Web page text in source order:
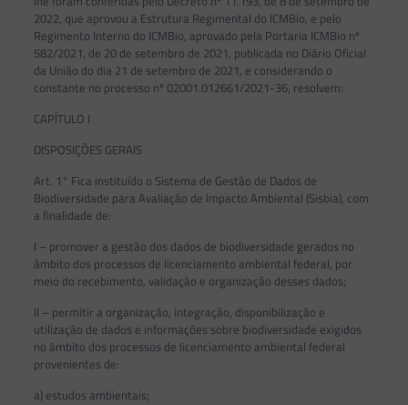
2022, que aprovou a Estrutura Regimental do ICMBio, e pelo
Regimento Interno do ICMBio, aprovado pela Portaria ICMBio nº
582/2021, de 20 de setembro de 2021, publicada no Diário Oficial
da União do dia 21 de setembro de 2021, e considerando o
constante no processo nº 02001.012661/2021-36, resolvem:
CAPÍTULO I
DISPOSIÇÕES GERAIS
Art. 1° Fica instituído o Sistema de Gestão de Dados de
Biodiversidade para Avaliação de Impacto Ambiental (Sisbia), com
a finalidade de:
I – promover a gestão dos dados de biodiversidade gerados no
âmbito dos processos de licenciamento ambiental federal, por
meio do recebimento, validação e organização desses dados;
II – permitir a organização, integração, disponibilização e
utilização de dados e informações sobre biodiversidade exigidos
no âmbito dos processos de licenciamento ambiental federal
provenientes de:
a) estudos ambientais;